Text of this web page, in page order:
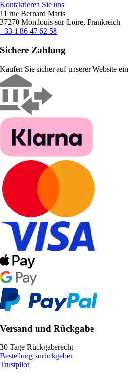
Kontaktieren Sie uns
11 rue Bernard Maris
37270 Montlouis-sur-Loire, Frankreich
+33 1 86 47 62 58
Sichere Zahlung
Kaufen Sie sicher auf unserer Website ein
Versand und Rückgabe
30 Tage Rückgaberecht
Bestellung zurückgeben
Trustpilot